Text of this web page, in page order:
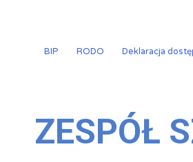
BIP
RODO Deklaracja
ZESPÓŁ